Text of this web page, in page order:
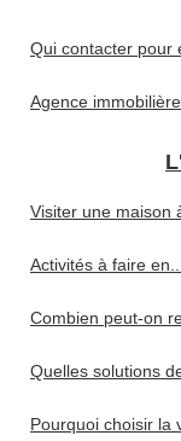
Qui contacter pour
Agence immobilière
Visiter une maison
Activités à faire en...
Combien peut-on
Quelles solutions
Pourquoi choisir la